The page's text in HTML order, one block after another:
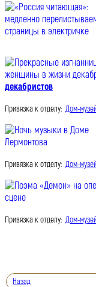
декабристов
Привязка к отделу: Дом-
Привязка к отделу: Дом-
Привязка к отделу: Дом-
Назад